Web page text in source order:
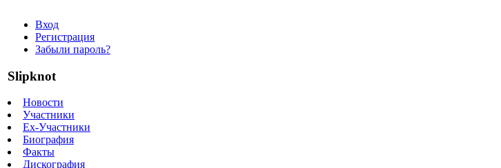
Вход
Регистрация
Забыли пароль?
Slipknot
Новости
Участники
Ex-Участники
Биография
Факты
Дискография